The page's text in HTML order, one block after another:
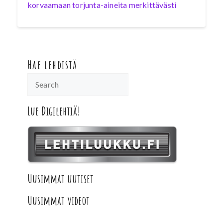
korvaamaan torjunta-aineita merkittävästi
Hae lehdistä
Lue Digilehtiä!
Uusimmat uutiset
Uusimmat videot